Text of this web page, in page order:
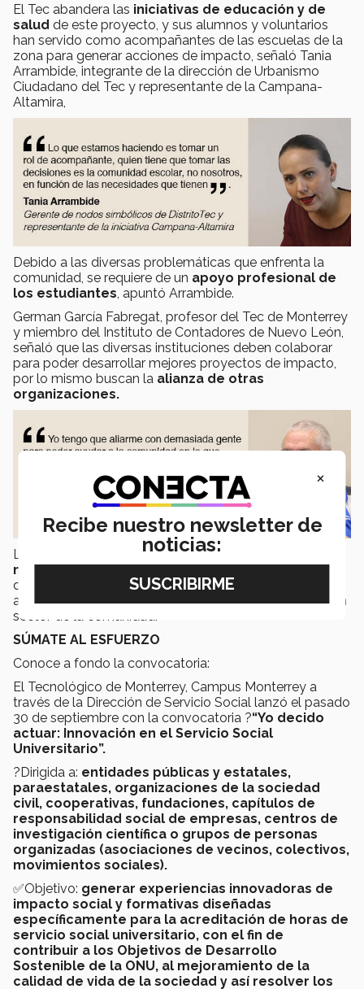
El Tec abandera las iniciativas de educación y de
salud de este proyecto, y sus alumnos y voluntarios
han servido como acompañantes de las escuelas de la
zona para generar acciones de impacto, señaló Tania
Arrambide, integrante de la dirección de Urbanismo
Ciudadano del Tec y representante de la Campana-
Altamira,
Debido a las diversas problemáticas que enfrenta la
comunidad, se requiere de un apoyo profesional de
los estudiantes, apuntó Arrambide.
German García Fabregat, profesor del Tec de Monterrey
y miembro del Instituto de Contadores de Nuevo León,
señaló que las diversas instituciones deben colaborar
para poder desarrollar mejores proyectos de impacto,
por lo mismo buscan la alianza de otras
organizaciones.
La convocatoria permaneceráabierta hasta el 29 de
noviembre. Esta es la oportunidad para los alumnos
del Tecnológico de Monterrey para ser parte de una
acción social que impacte de forma más enfocada a un
sector de la comunidad.
SÚMATE AL ESFUERZO
Conoce a fondo la convocatoria:
El Tecnológico de Monterrey, Campus Monterrey a
través de la Dirección de Servicio Social lanzó el pasado
30 de septiembre con la convocatoria ?“Yo decido
actuar: Innovación en el Servicio Social
Universitario”.
?Dirigida a: entidades públicas y estatales,
paraestatales, organizaciones de la sociedad
civil, cooperativas, fundaciones, capítulos de
responsabilidad social de empresas, centros de
investigación científica o grupos de personas
organizadas (asociaciones de vecinos, colectivos,
movimientos sociales).
✅Objetivo: generar experiencias innovadoras de
impacto social y formativas diseñadas
específicamente para la acreditación de horas de
servicio social universitario, con el fin de
contribuir a los Objetivos de Desarrollo
Sostenible de la ONU, al mejoramiento de la
calidad de vida de la sociedad y así resolver los
×
Recibe nuestro newsletter de
noticias: